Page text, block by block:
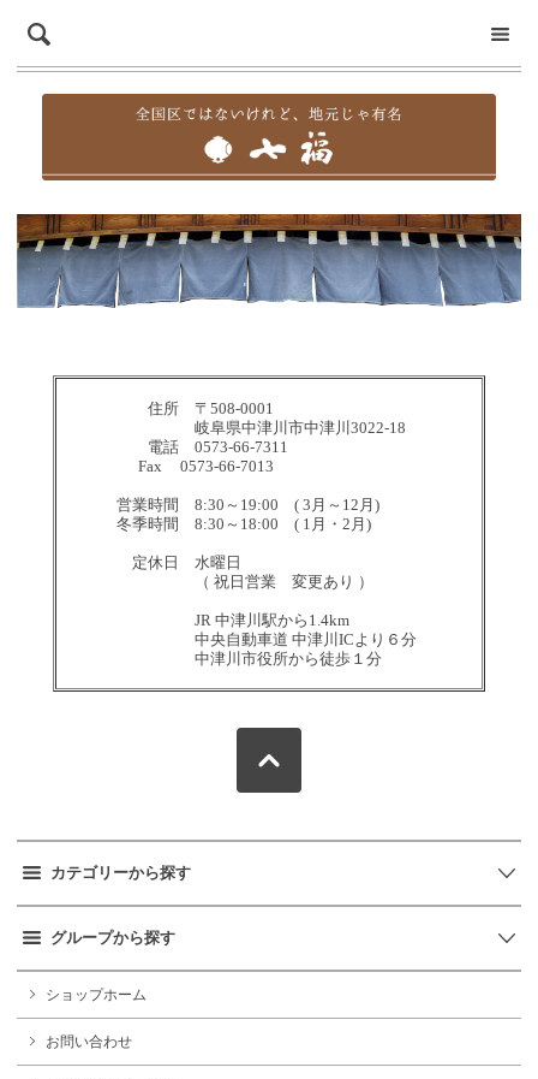
住所 〒508-0001
岐阜県中津川市中津川3022-18
電話 0573-66-7311
Fax 0573-66-7013
営業時間 8:30～19:00 ( 3月～12月)
冬季時間 8:30～18:00 ( 1月・2月)
定休日 水曜日
（ 祝日営業 変更あり ）
JR 中津川駅から1.4km
中央自動車道 中津川ICより６分
中津川市役所から徒歩１分
カテゴリーから探す
グループから探す
ショップホーム
お問い合わせ